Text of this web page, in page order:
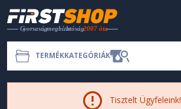
TERMÉKKATEGÓRIÁK
Tisztelt Ügyfeleink!